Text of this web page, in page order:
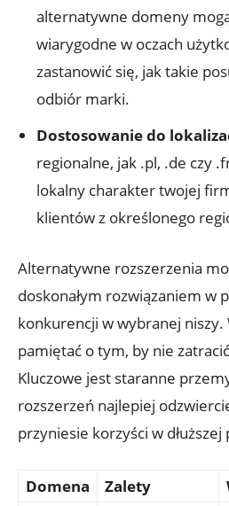
alternatywne domeny
wiarygodne w oczach
zastanowić się, jak takie
odbiór marki.
Dostosowanie do
regionalne, jak .pl, .de czy
lokalny charakter twojej
klientów z określonego
Alternatywne rozszerzenia
doskonałym rozwiązaniem w
konkurencji w wybranej
pamiętać o tym, by nie
Kluczowe jest staranne
rozszerzeń najlepiej
przyniesie korzyści w
Domena Zalety